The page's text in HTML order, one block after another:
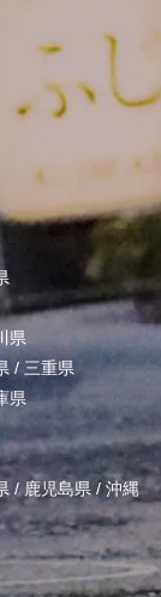
県
/ 三重県
県
/鹿児島県 / 沖縄